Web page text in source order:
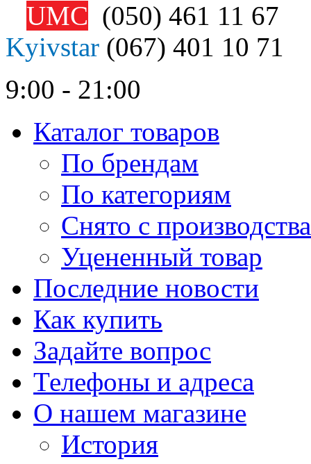
UMC (050) 461 11 67
Kyivstar (067) 401 10 71
9:00 - 21:00
Каталог товаров
По брендам
По категориям
Снято с производства
Уцененный товар
Последние новости
Как купить
Задайте вопрос
Телефоны и адреса
О нашем магазине
История